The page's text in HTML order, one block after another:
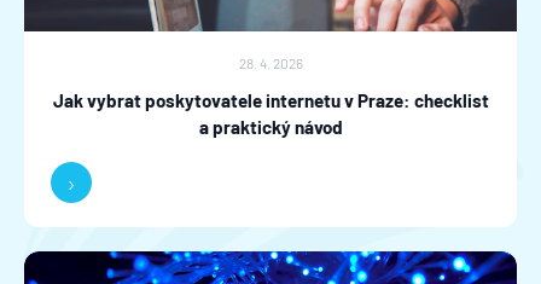
28. 4. 2026
Jak vybrat poskytovatele internetu v Praze: checklist
a praktický návod
›